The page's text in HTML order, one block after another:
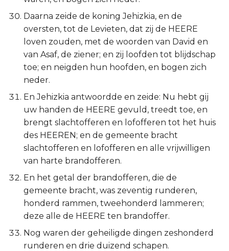
Daarna zeide de koning Jehizkia, en de
oversten, tot de Levieten, dat zij de HEERE
loven zouden, met de woorden van David en
van Asaf, de ziener; en zij loofden tot blijdschap
toe; en neigden hun hoofden, en bogen zich
neder.
En Jehizkia antwoordde en zeide: Nu hebt gij
uw handen de HEERE gevuld, treedt toe, en
brengt slachtofferen en lofofferen tot het huis
des HEEREN; en de gemeente bracht
slachtofferen en lofofferen en alle vrijwilligen
van harte brandofferen.
En het getal der brandofferen, die de
gemeente bracht, was zeventig runderen,
honderd rammen, tweehonderd lammeren;
deze alle de HEERE ten brandoffer.
Nog waren der geheiligde dingen zeshonderd
runderen en drie duizend schapen.